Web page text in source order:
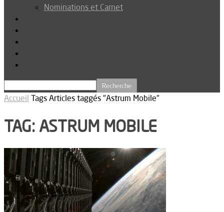
Nominations et Carnet
Accueil Tags Articles taggés "Astrum Mobile"
TAG: ASTRUM MOBILE